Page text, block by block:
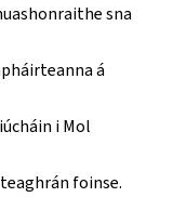
sna
á
i Mol
foinse.